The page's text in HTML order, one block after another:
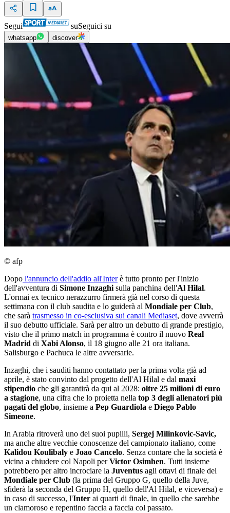
Segui suSeguici su
whatsapp discover
© afp
Dopo l'annuncio dell'addio all'Interè tutto pronto per l'inizio
dell'avventura di Simone Inzaghi sulla panchina dell'Al Hilal.
L'ormai ex tecnico nerazzurro firmerà già nel corso di questa
settimana con il club saudita e lo guiderà al Mondiale per Club,
che sarà trasmesso in co-esclusiva sui canali Mediaset, dove avverrà
il suo debutto ufficiale. Sarà per altro un debutto di grande prestigio,
visto che il primo match in programma è contro il nuovo Real
Madrid di Xabi Alonso, il 18 giugno alle 21 ora italiana.
Salisburgo e Pachuca le altre avversarie.
Inzaghi, che i sauditi hanno contattato per la prima volta già ad
aprile, è stato convinto dal progetto dell'Al Hilal e dal maxi
stipendio che gli garantirà da qui al 2028: oltre 25 milioni di euro
a stagione, una cifra che lo proietta nella top 3 degli allenatori più
pagati del globo, insieme a Pep Guardiola e Diego Pablo
Simeone.
In Arabia ritroverà uno dei suoi pupilli, Sergej Milinkovic-Savic,
ma anche altre vecchie conoscenze del campionato italiano, come
Kalidou Koulibaly e Joao Cancelo. Senza contare che la società è
vicina a chiudere col Napoli perVictor Osimhen. Tutti insieme
potrebbero per altro incrociare la Juventus agli ottavi di finale del
Mondiale per Club (la prima del Gruppo G, quello della Juve,
sfiderà la seconda del Gruppo H, quello dell'Al Hilal, e viceversa) e
in caso di successo, l'Inter ai quarti di finale, in quello che sarebbe
un clamoroso e repentino faccia a faccia col passato.